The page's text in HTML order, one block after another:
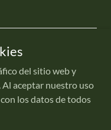
derechos reservados.
del sitio web y
aceptar nuestro uso
los datos de todos